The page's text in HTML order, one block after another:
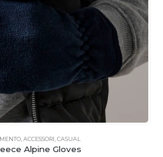
ACCESSORI CASUAL
Alpine Gloves